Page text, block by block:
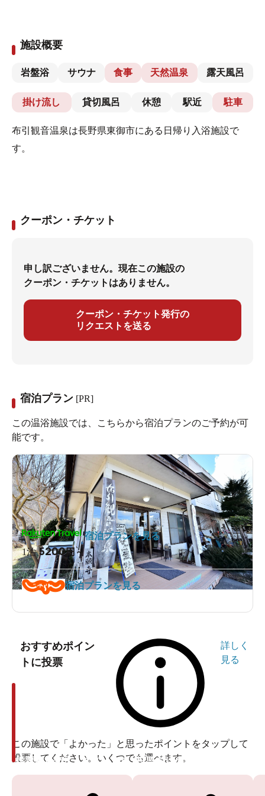
施設概要
岩盤浴 サウナ 食事 天然温泉 露天風呂
掛け流し 貸切風呂 休憩 駅近 駐車
布引観音温泉は長野県東御市にある日帰り入浴施設で
す。
クーポン・チケット
申し訳ございません。現在この施設の
クーポン・チケットはありません。
クーポン・チケット発行の
リクエストを送る
宿泊プラン [PR]
この温浴施設では、こちらから宿泊プランのご予約が可
能です。
1泊5200円～
宿泊プランを見る
宿泊プランを見る
おすすめポイン
トに投票
詳しく
見る
この施設で「よかった」と思ったポイントをタップして
投票してください。いくつでも選べます。
投票ありがとうございます 投票ありがとうございます